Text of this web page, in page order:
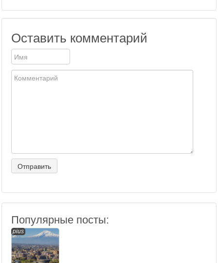
Оставить комментарий
Популярные посты:
pius